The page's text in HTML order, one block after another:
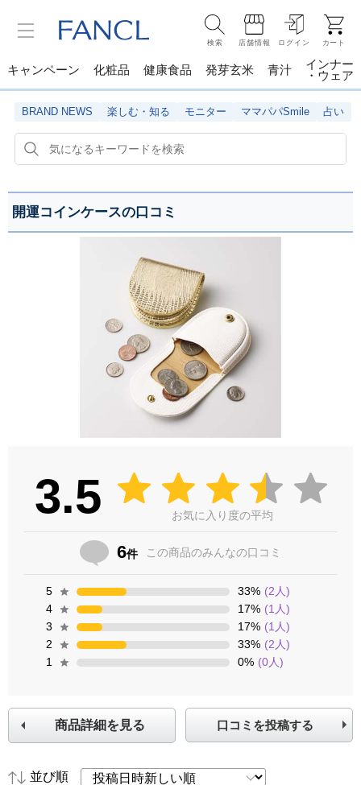
検索 店舗情報 ログイン カート
キャンペーン 化粧品 健康食品 発芽玄米 青汁
インナー
・ウェア
BRAND NEWS 楽しむ・知る モニター ママパパSmile 占い
開運コインケースの口コミ
3.5 お気に入り度の平均
6件 この商品のみんなの口コミ
5 33% (2人)
4
17% (1人)
3
17% (1人)
2
33% (2人)
1
0% (0人)
口コミを投稿する
商品詳細を見る
並び順